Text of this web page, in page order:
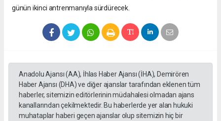
günün ikinci antrenmanıyla sürdürecek.
Anadolu Ajansı (AA), İhlas Haber Ajansı (İHA), Demirören
Haber Ajansı (DHA) ve diğer ajanslar tarafından eklenen tüm
haberler, sitemizin editörlerinin müdahalesi olmadan ajans
kanallarından çekilmektedir. Bu haberlerde yer alan hukuki
muhataplar haberi geçen ajanslar olup sitemizin hiç bir